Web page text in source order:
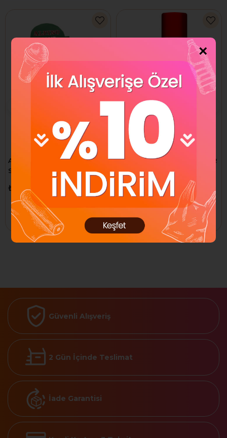
Alpino Stick Yapıştırıcı
Solventsiz 11 GR GS000010
₺49,92
Sepete Ekle
Gıpta Stick Yapıştırıcı 20 GR
Beyaz F401
₺74,78
Sepete Ekle
Güvenli Alışveriş
2 Gün İçinde Teslimat
İade Garantisi
×